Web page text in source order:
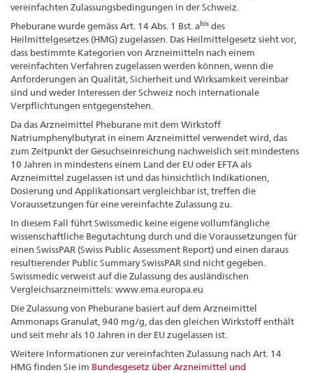
vereinfachten Zulassungsbedingungen in der Schweiz.
Pheburane wurde gemäss Art. 14 Abs. 1 Bst. abis des
Heilmittelgesetzes (HMG) zugelassen. Das Heilmittelgesetz sieht vor,
dass bestimmte Kategorien von Arzneimitteln nach einem
vereinfachten Verfahren zugelassen werden können, wenn die
Anforderungen an Qualität, Sicherheit und Wirksamkeit vereinbar
sind und weder Interessen der Schweiz noch internationale
Verpflichtungen entgegenstehen.
Da das Arzneimittel Pheburane mit dem Wirkstoff
Natriumphenylbutyrat in einem Arzneimittel verwendet wird, das
zum Zeitpunkt der Gesuchseinreichung nachweislich seit mindestens
10 Jahren in mindestens einem Land der EU oder EFTA als
Arzneimittel zugelassen ist und das hinsichtlich Indikationen,
Dosierung und Applikationsart vergleichbar ist, treffen die
Voraussetzungen für eine vereinfachte Zulassung zu.
In diesem Fall führt Swissmedic keine eigene vollumfängliche
wissenschaftliche Begutachtung durch und die Voraussetzungen für
einen SwissPAR (Swiss Public Assessment Report) und einen daraus
resultierender Public Summary SwissPAR sind nicht gegeben.
Swissmedic verweist auf die Zulassung des ausländischen
Vergleichsarzneimittels: www.ema.europa.eu
Die Zulassung von Pheburane basiert auf dem Arzneimittel
Ammonaps Granulat, 940 mg/g, das den gleichen Wirkstoff enthält
und seit mehr als 10 Jahren in der EU zugelassen ist.
Weitere Informationen zur vereinfachten Zulassung nach Art. 14
HMG finden Sie im Bundesgesetz über Arzneimittel und